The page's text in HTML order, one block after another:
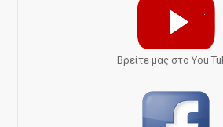
Bρείτε μας στο You